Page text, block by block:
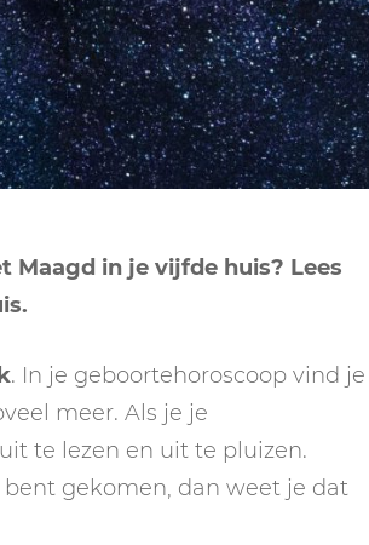
NEGENDE HUIS
TIENDE HUIS
ELFDE HUIS
NIEUWE MAAN
RITUELEN
MERCURIUS
in je vijfde huis? Lees
. In je geboortehoroscoop vind je
meer. Als je je
te lezen en uit te pluizen.
gekomen, dan weet je dat